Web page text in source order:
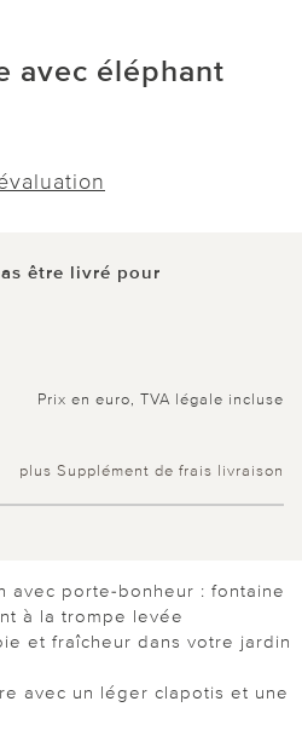
avec éléphant
être livré pour
Prix en euro, TVA légale incluse
plus Supplément de frais livraison
avec porte-bonheur : fontaine
à la trompe levée
et fraîcheur dans votre jardin
avec un léger clapotis et une